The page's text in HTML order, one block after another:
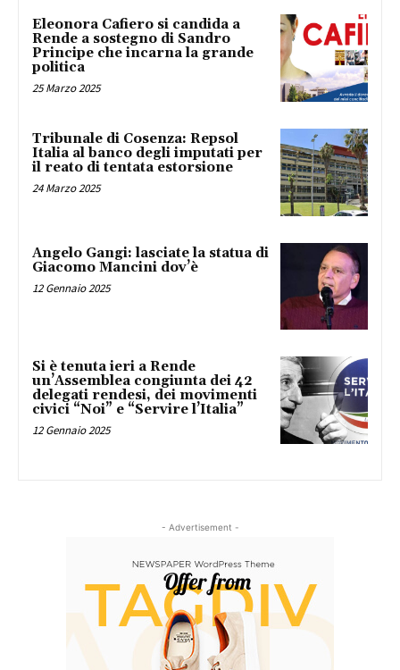
Eleonora Cafiero si candida a
Rende a sostegno di Sandro
Principe che incarna la grande
politica
25 Marzo 2025
Tribunale di Cosenza: Repsol
Italia al banco degli imputati per
il reato di tentata estorsione
24 Marzo 2025
Angelo Gangi: lasciate la statua di
Giacomo Mancini dov’è
12 Gennaio 2025
Si è tenuta ieri a Rende
un’Assemblea congiunta dei 42
delegati rendesi, dei movimenti
civici “Noi” e “Servire l’Italia”
12 Gennaio 2025
- Advertisement -